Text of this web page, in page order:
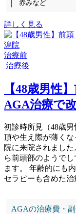
赤みなど
詳しく見る
治療前
治療後
【48歳男性
AGA治療で
初診時所見（48歳
頂や生え際が薄く
院に来院されまし
ら前頭部のようで
ます。 年齢的にも
セラピーも含めた
AGAの治療費・